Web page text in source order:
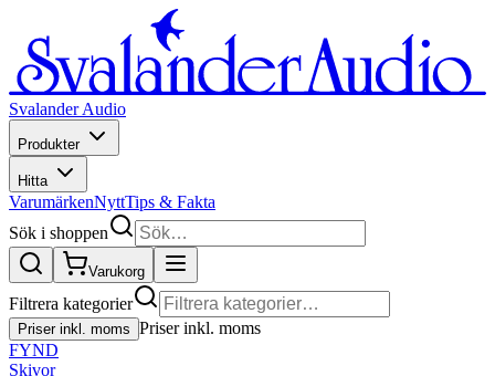
Svalander Audio
Produkter
Hitta
VarumärkenNyttTips & Fakta
Sök i shoppen
Varukorg
Filtrera kategorier
Priser inkl. moms Priser inkl. moms
FYND
Skivor